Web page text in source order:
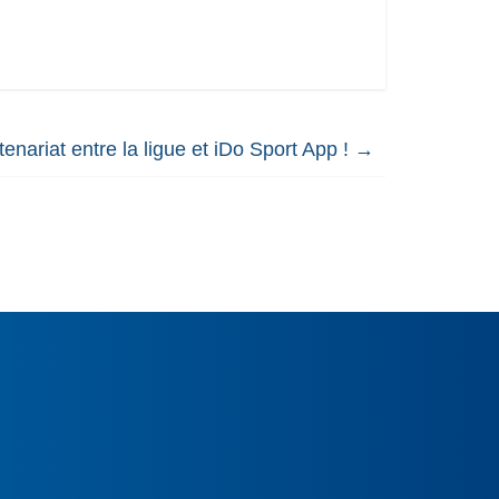
entre la ligue et iDo Sport App ! →